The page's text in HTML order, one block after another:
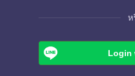
ห
Login